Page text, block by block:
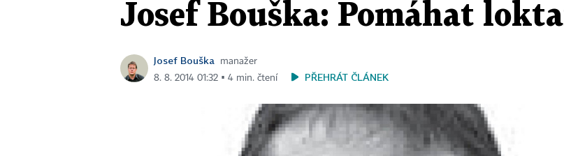
Josef Bouška: Pomáhat
Josef Bouška
manažer
8. 8. 2014 01:32 ▪ 4 min. čtení
PŘEHRÁT ČLÁNEK